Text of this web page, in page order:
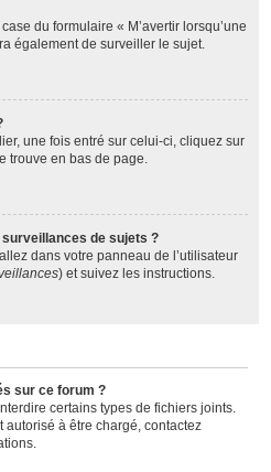
du formulaire « M’avertir lorsqu’une
également de surveiller le sujet.
une fois entré sur celui-ci, cliquez sur
trouve en bas de page.
de sujets ?
dans votre panneau de l’utilisateur
) et suivez les instructions.
sur ce forum ?
certains types de fichiers joints.
autorisé à être chargé, contactez